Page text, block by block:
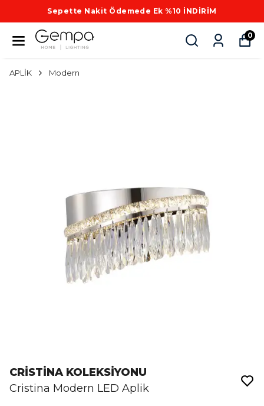
Sepette Nakit Ödemede Ek %10 İNDİRİM
0
APLİK Modern
CRİSTİNA KOLEKSİYONU
Cristina Modern LED Aplik